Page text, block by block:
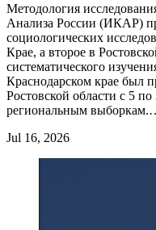
Методология
Анализа России (ИКАР)
социологических
Крае, а второе в
систематического
Краснодарском крае был
Ростовской области с 5
региональным
Jul 16, 2026